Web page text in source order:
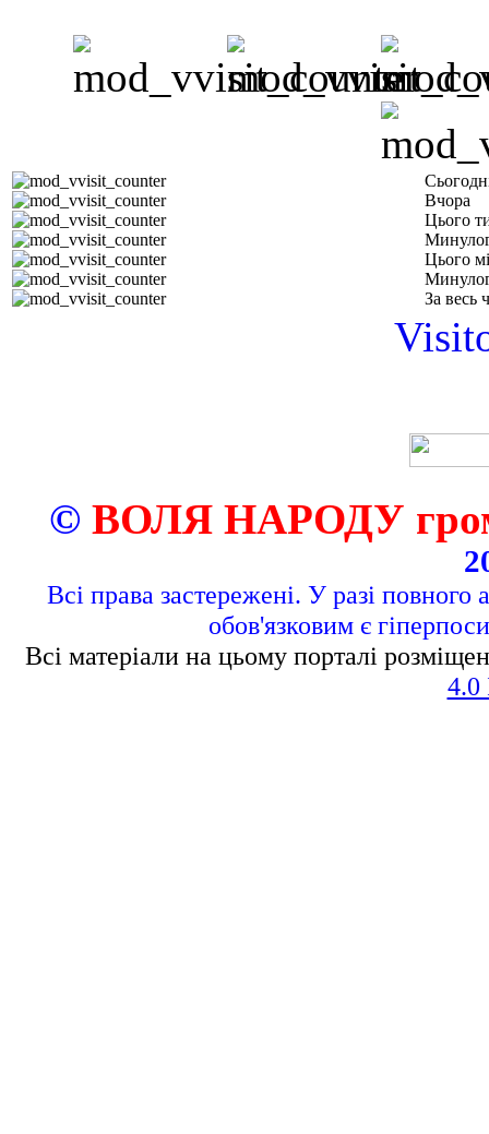
Вчора
Цього
Цього
За весь
© ВОЛЯ НАРОДУ
Всі права застережені. У разі повного
обов'язковим є
Всі матеріали на цьому порталі
4.0